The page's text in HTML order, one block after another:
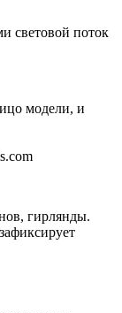
световой поток
модели, и
гирлянды.